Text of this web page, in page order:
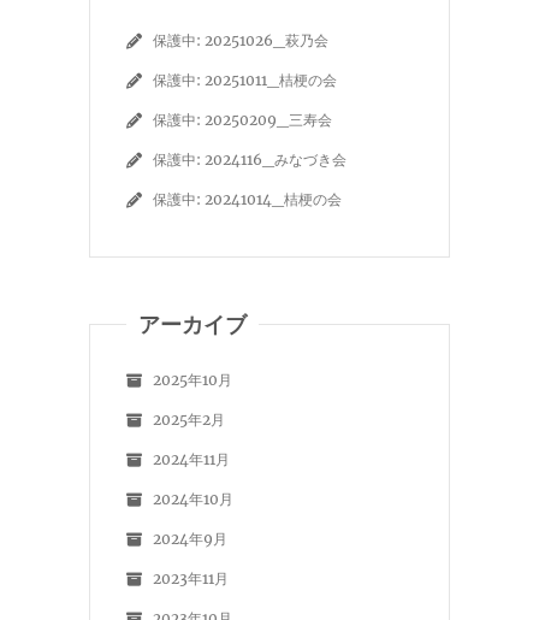
保護中: 20251026_萩乃会
保護中: 20251011_桔梗の会
保護中: 20250209_三寿会
保護中: 2024116_みなづき会
保護中: 20241014_桔梗の会
アーカイブ
2025年10月
2025年2月
2024年11月
2024年10月
2024年9月
2023年11月